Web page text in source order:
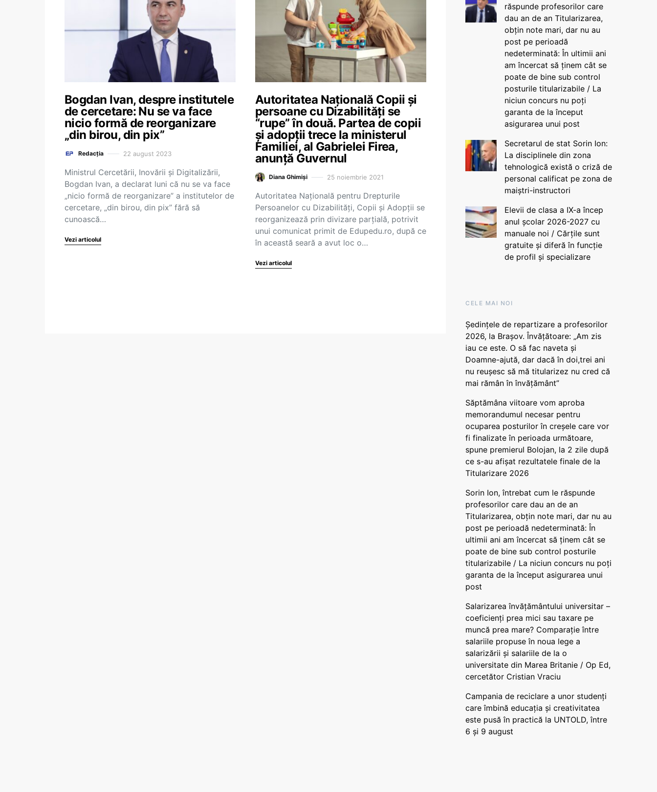
Bogdan Ivan, despre institutele
de cercetare: Nu se va face
nicio formă de reorganizare
„din birou, din pix”
Redacția 22 august 2023
Ministrul Cercetării, Inovării şi Digitalizării,
Bogdan Ivan, a declarat luni că nu se va face
„nicio formă de reorganizare” a institutelor de
cercetare, „din birou, din pix” fără să
cunoască…
Vezi articolul
Autoritatea Națională Copii și
persoane cu Dizabilități se
“rupe” în două. Partea de copii
și adopții trece la ministerul
Familiei, al Gabrielei Firea,
anunță Guvernul
Diana Ghimiși 25 noiembrie 2021
Autoritatea Națională pentru Drepturile
Persoanelor cu Dizabilități, Copii și Adopții se
reorganizează prin divizare parțială, potrivit
unui comunicat primit de Edupedu.ro, după ce
în această seară a avut loc o…
Vezi articolul
răspunde profesorilor care
dau an de an Titularizarea,
obțin note mari, dar nu au
post pe perioadă
nedeterminată: În ultimii ani
am încercat să ținem cât se
poate de bine sub control
posturile titularizabile / La
niciun concurs nu poți
garanta de la început
asigurarea unui post
Secretarul de stat Sorin Ion:
La disciplinele din zona
tehnologică există o criză de
personal calificat pe zona de
maiștri-instructori
Elevii de clasa a IX-a încep
anul școlar 2026-2027 cu
manuale noi / Cărțile sunt
gratuite și diferă în funcție
de profil și specializare
CELE MAI NOI
Ședințele de repartizare a profesorilor
2026, la Brașov. Învățătoare: „Am zis
iau ce este. O să fac naveta și
Doamne-ajută, dar dacă în doi,trei ani
nu reușesc să mă titularizez nu cred că
mai rămân în învățământ”
Săptămâna viitoare vom aproba
memorandumul necesar pentru
ocuparea posturilor în creșele care vor
fi finalizate în perioada următoare,
spune premierul Bolojan, la 2 zile după
ce s-au afișat rezultatele finale de la
Titularizare 2026
Sorin Ion, întrebat cum le răspunde
profesorilor care dau an de an
Titularizarea, obțin note mari, dar nu au
post pe perioadă nedeterminată: În
ultimii ani am încercat să ținem cât se
poate de bine sub control posturile
titularizabile / La niciun concurs nu poți
garanta de la început asigurarea unui
post
Salarizarea învățământului universitar –
coeficienți prea mici sau taxare pe
muncă prea mare? Comparație între
salariile propuse în noua lege a
salarizării și salariile de la o
universitate din Marea Britanie / Op Ed,
cercetător Cristian Vraciu
Campania de reciclare a unor studenți
care îmbină educația și creativitatea
este pusă în practică la UNTOLD, între
6 și 9 august